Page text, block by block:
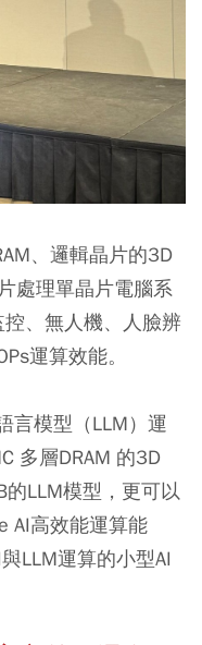
、邏輯晶片的3D
處理單晶片電腦系
、無人機、人臉辨
運算效能。
言模型（LLM）運
多層DRAM 的3D
LLM模型，更可以
AI高效能運算能
LLM運算的小型AI